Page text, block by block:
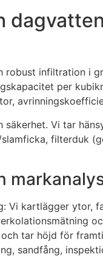
robust infiltration i
per
Vi tar
filterduk
Vi kartlägger ytor,
tar höjd för
sandfång,